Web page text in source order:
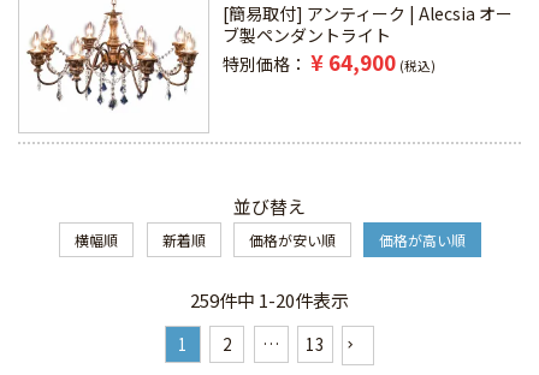
[簡易取付] アンティーク | Alecsia オー
ブ製ペンダントライト
特別価格
¥ 64,900 税込
並び替え
横幅順 新着順 価格が安い順 価格が高い順
259件中 1-20件表示
1 2 … 13